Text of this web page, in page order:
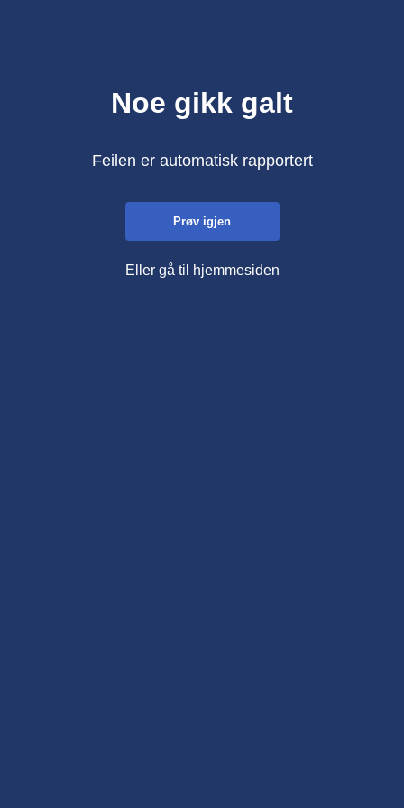
Noe gikk galt
Feilen er automatisk rapportert
Prøv igjen
Eller gå til hjemmesiden